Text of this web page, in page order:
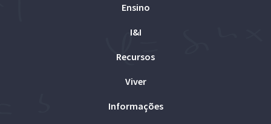
Ensino
I&I
Recursos
Viver
Informações